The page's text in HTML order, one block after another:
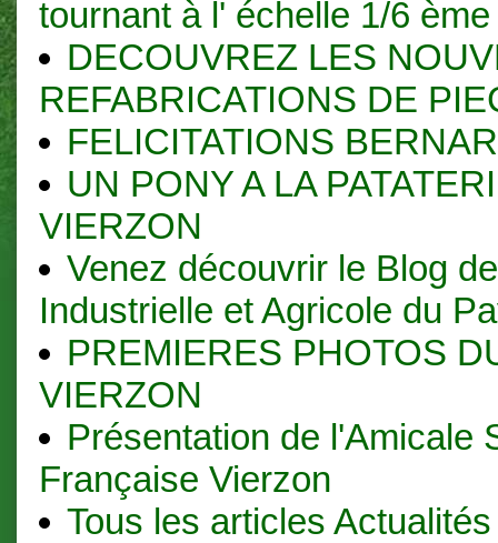
tournant à l' échelle 1/6 ème
DECOUVREZ LES
REFABRICATIONS DE
FELICITATIONS
UN PONY A LA
VIERZON
Venez découvrir le Blog
Industrielle et Agricole du
PREMIERES PHOTOS
VIERZON
Présentation de l'Amicale
Française Vierzon
Tous les articles Actualités